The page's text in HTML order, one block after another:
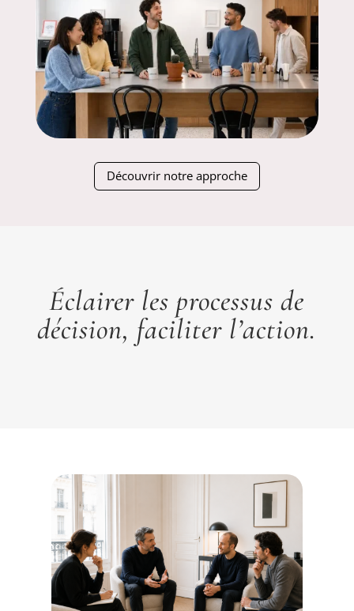
Découvrir notre approche
Éclairer les processus de
décision, faciliter l’action.